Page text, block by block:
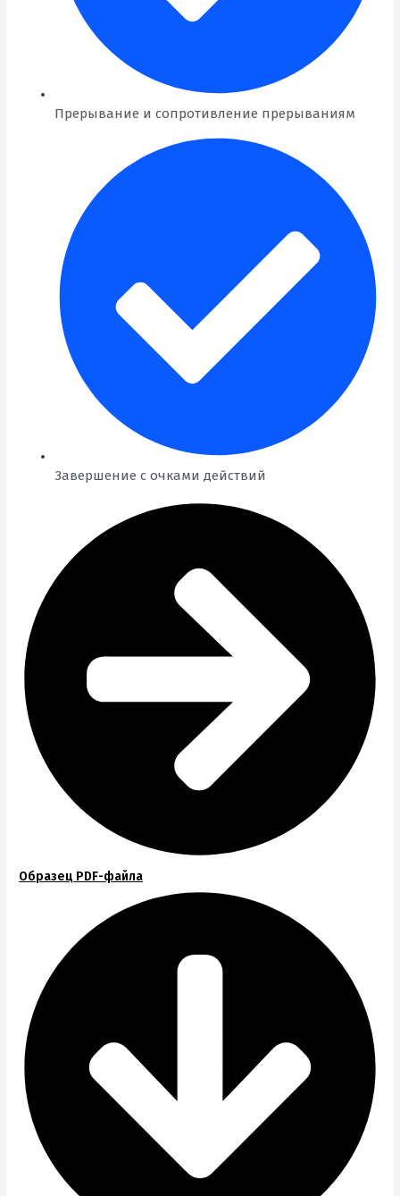
Прерывание и сопротивление прерываниям
Завершение с очками действий
Образец PDF-файла